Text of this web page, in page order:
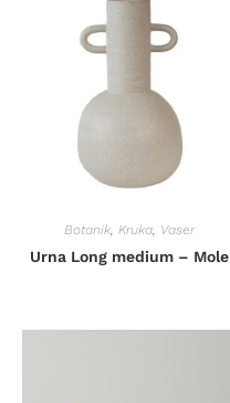
Botanik Kruka Vaser
Urna Long medium – Mole